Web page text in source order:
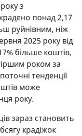
з
понад 2,17
руйнівним, ніж
2025 року від
більше коштів,
роком за
тенденції
може
року.
зараз становить
крадіжок